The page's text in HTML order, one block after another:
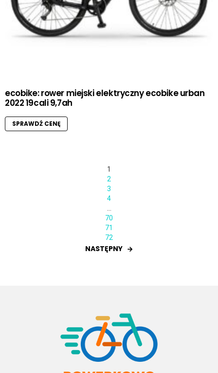
ecobike: rower miejski elektryczny ecobike urban
2022 19cali 9,7ah
SPRAWDŹ CENĘ
1
2
3
4
70
71
72
NASTĘPNY